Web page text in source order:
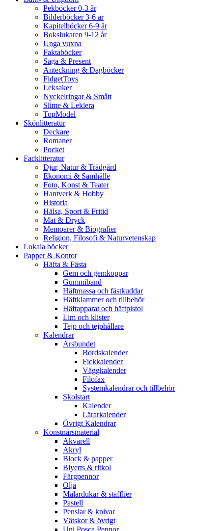
Pekböcker 0-3 år
Bilderböcker 3-6 år
Kapitelböcker 6-9 år
Bokslukaren 9-12 år
Unga vuxna
Faktaböcker
Saga & Present
Anteckning & Dagböcker
FidgetToys
Leksaker
Nyckelringar & Smått
Slime & Leklera
TopModel
Skönlitteratur
Deckare
Romaner
Pocket
Facklitteratur
Djur, Natur & Trädgård
Ekonomi & Samhälle
Foto, Konst & Teater
Hantverk & Hobby
Historia
Hälsa, Sport & Fritid
Mat & Dryck
Memoarer & Biografier
Religion, Filosofi & Naturvetenskap
Lokala böcker
Papper & Kontor
Häfta & Fästa
Gem och gemkoppar
Gummiband
Häftmassa och fästkuddar
Häftklammer och tillbehör
Häftapparat och häftpistol
Lim och klister
Tejp och tejphållare
Kalendrar
Årsbundet
Bordskalender
Fickkalender
Väggkalender
Filofax
Systemkalendrar och tillbehör
Skolstart
Kalender
Lärarkalender
Övrigt Kalendrar
Konstnärsmaterial
Akvarell
Akryl
Block & papper
Blyerts & ritkol
Färgpennor
Olja
Målardukar & stafflier
Pastell
Penslar & knivar
Vätskor & övrigt
Uni Posca Pennor